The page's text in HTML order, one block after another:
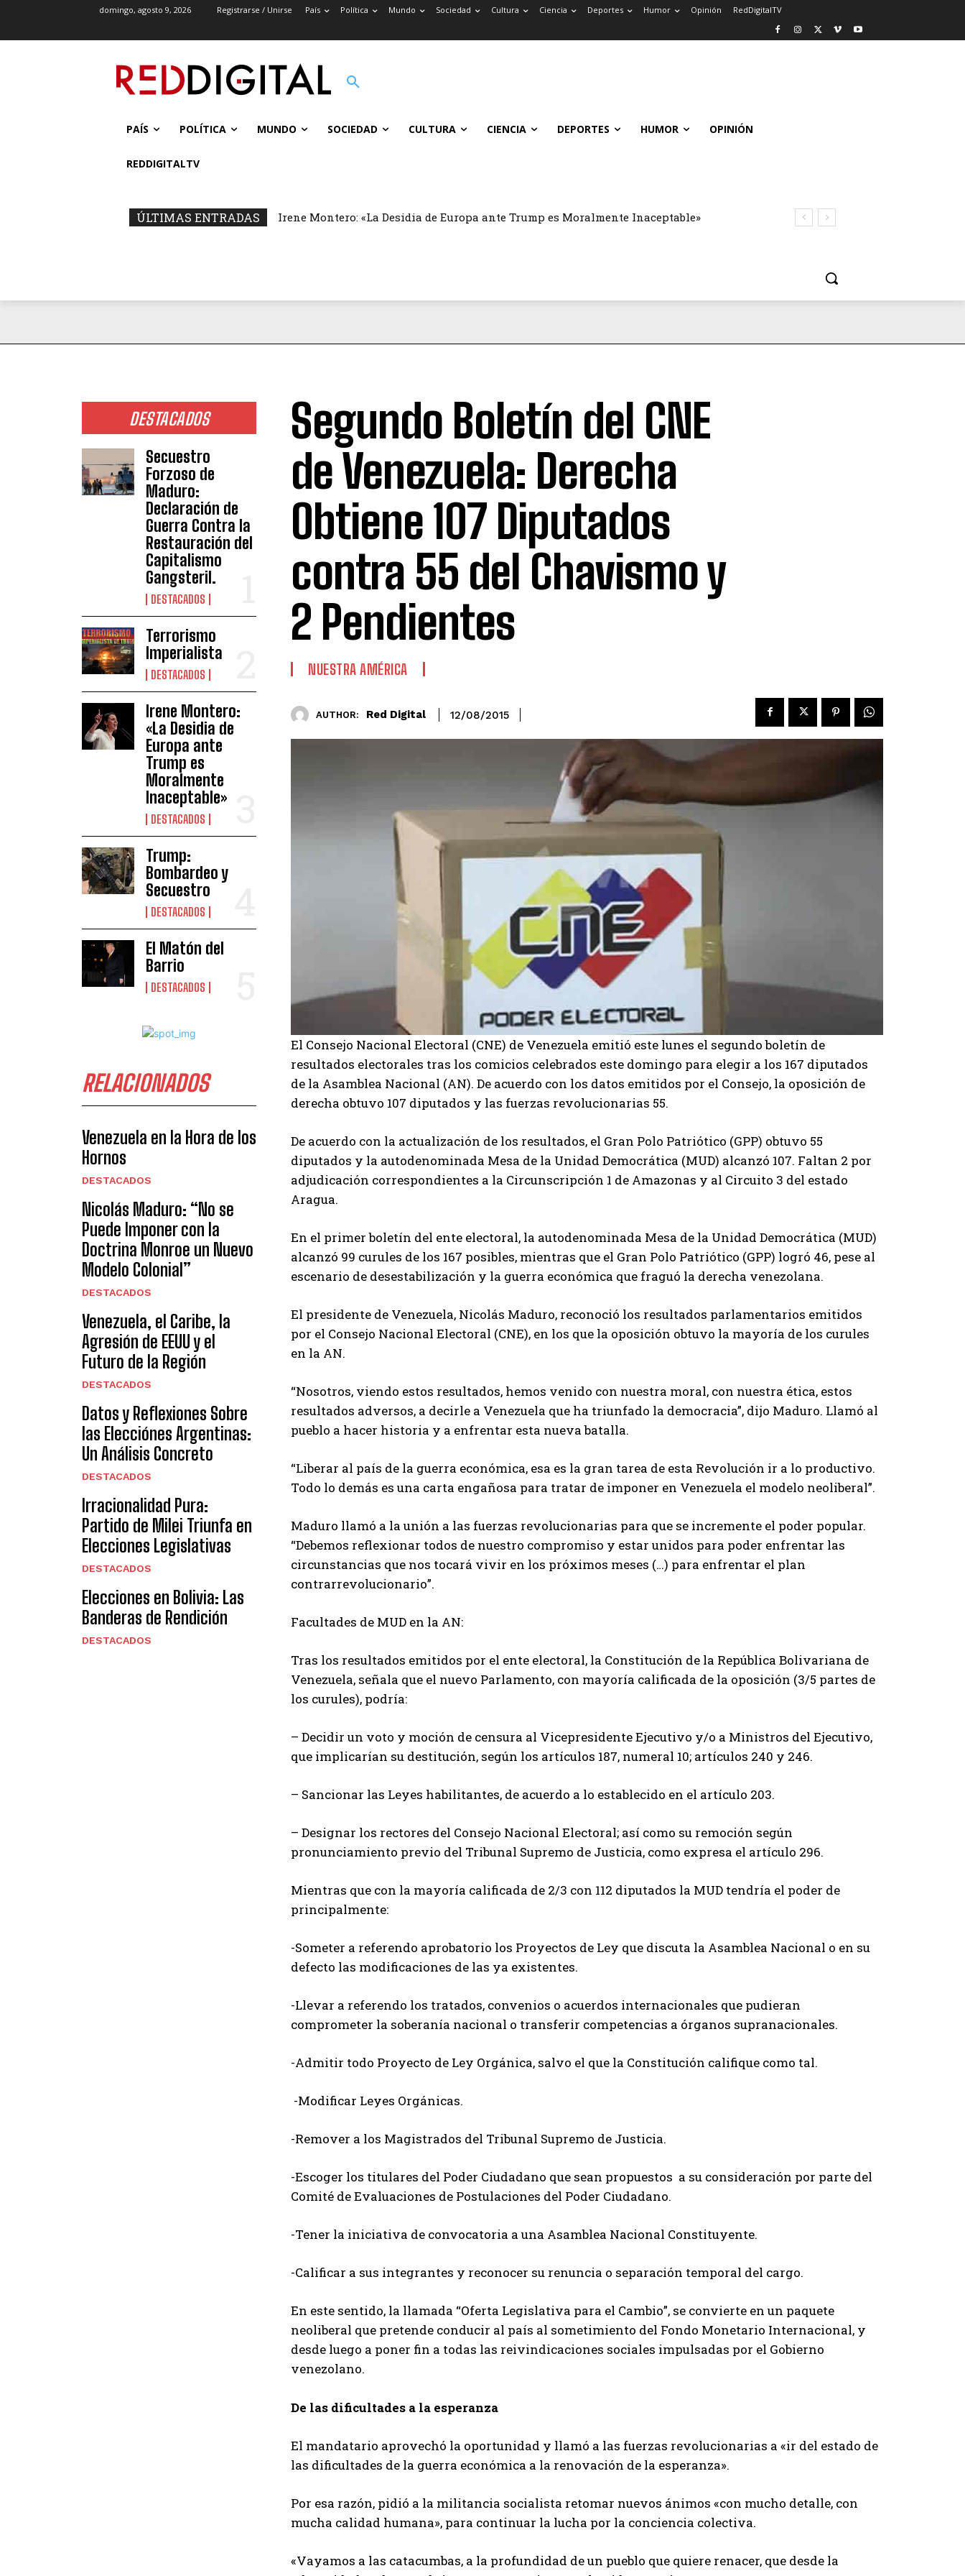
domingo, agosto 9, 2026 Registrarse / Unirse País Política Mundo Sociedad Cultura Ciencia Deportes Humor Opinión RedDigitalTV
PAÍS POLÍTICA MUNDO SOCIEDAD CULTURA CIENCIA DEPORTES HUMOR OPINIÓN
REDDIGITALTV
ÚLTIMAS ENTRADAS Irene Montero: «La Desidia de Europa ante Trump es Moralmente Inaceptable»
DESTACADOS
Secuestro
Forzoso de
Maduro:
Declaración de
Guerra Contra la
Restauración del
Capitalismo
Gangsteril.
DESTACADOS
Terrorismo
Imperialista
DESTACADOS
Irene Montero:
«La Desidia de
Europa ante
Trump es
Moralmente
Inaceptable»
DESTACADOS
Trump:
Bombardeo y
Secuestro
DESTACADOS
El Matón del
Barrio
DESTACADOS
RELACIONADOS
Venezuela en la Hora de los
Hornos
DESTACADOS
Nicolás Maduro: “No se
Puede Imponer con la
Doctrina Monroe un Nuevo
Modelo Colonial”
DESTACADOS
Venezuela, el Caribe, la
Agresión de EEUU y el
Futuro de la Región
DESTACADOS
Datos y Reflexiones Sobre
las Elecciónes Argentinas:
Un Análisis Concreto
DESTACADOS
Irracionalidad Pura:
Partido de Milei Triunfa en
Elecciones Legislativas
DESTACADOS
Elecciones en Bolivia: Las
Banderas de Rendición
DESTACADOS
Segundo Boletín del CNE
de Venezuela: Derecha
Obtiene 107 Diputados
contra 55 del Chavismo y
2 Pendientes
NUESTRA AMÉRICA
AUTHOR: Red Digital 12/08/2015
El Consejo Nacional Electoral (CNE) de Venezuela emitió este lunes el segundo boletín de
resultados electorales tras los comicios celebrados este domingo para elegir a los 167 diputados
de la Asamblea Nacional (AN). De acuerdo con los datos emitidos por el Consejo, la oposición de
derecha obtuvo 107 diputados y las fuerzas revolucionarias 55.
De acuerdo con la actualización de los resultados, el Gran Polo Patriótico (GPP) obtuvo 55
diputados y la autodenominada Mesa de la Unidad Democrática (MUD) alcanzó 107. Faltan 2 por
adjudicación correspondientes a la Circunscripción 1 de Amazonas y al Circuito 3 del estado
Aragua.
En el primer boletín del ente electoral, la autodenominada Mesa de la Unidad Democrática (MUD)
alcanzó 99 curules de los 167 posibles, mientras que el Gran Polo Patriótico (GPP) logró 46, pese al
escenario de desestabilización y la guerra económica que fraguó la derecha venezolana.
El presidente de Venezuela, Nicolás Maduro, reconoció los resultados parlamentarios emitidos
por el Consejo Nacional Electoral (CNE), en los que la oposición obtuvo la mayoría de los curules
en la AN.
“Nosotros, viendo estos resultados, hemos venido con nuestra moral, con nuestra ética, estos
resultados adversos, a decirle a Venezuela que ha triunfado la democracia”, dijo Maduro. Llamó al
pueblo a hacer historia y a enfrentar esta nueva batalla.
“Liberar al país de la guerra económica, esa es la gran tarea de esta Revolución ir a lo productivo.
Todo lo demás es una carta engañosa para tratar de imponer en Venezuela el modelo neoliberal”.
Maduro llamó a la unión a las fuerzas revolucionarias para que se incremente el poder popular.
“Debemos reflexionar todos de nuestro compromiso y estar unidos para poder enfrentar las
circunstancias que nos tocará vivir en los próximos meses (…) para enfrentar el plan
contrarrevolucionario”.
Facultades de MUD en la AN:
Tras los resultados emitidos por el ente electoral, la Constitución de la República Bolivariana de
Venezuela, señala que el nuevo Parlamento, con mayoría calificada de la oposición (3/5 partes de
los curules), podría:
– Decidir un voto y moción de censura al Vicepresidente Ejecutivo y/o a Ministros del Ejecutivo,
que implicarían su destitución, según los artículos 187, numeral 10; artículos 240 y 246.
– Sancionar las Leyes habilitantes, de acuerdo a lo establecido en el artículo 203.
– Designar los rectores del Consejo Nacional Electoral; así como su remoción según
pronunciamiento previo del Tribunal Supremo de Justicia, como expresa el artículo 296.
Mientras que con la mayoría calificada de 2/3 con 112 diputados la MUD tendría el poder de
principalmente:
-Someter a referendo aprobatorio los Proyectos de Ley que discuta la Asamblea Nacional o en su
defecto las modificaciones de las ya existentes.
-Llevar a referendo los tratados, convenios o acuerdos internacionales que pudieran
comprometer la soberanía nacional o transferir competencias a órganos supranacionales.
-Admitir todo Proyecto de Ley Orgánica, salvo el que la Constitución califique como tal.
-Modificar Leyes Orgánicas.
-Remover a los Magistrados del Tribunal Supremo de Justicia.
-Escoger los titulares del Poder Ciudadano que sean propuestos a su consideración por parte del
Comité de Evaluaciones de Postulaciones del Poder Ciudadano.
-Tener la iniciativa de convocatoria a una Asamblea Nacional Constituyente.
-Calificar a sus integrantes y reconocer su renuncia o separación temporal del cargo‎.
En este sentido, la llamada “Oferta Legislativa para el Cambio”, se convierte en un paquete
neoliberal que pretende conducir al país al sometimiento del Fondo Monetario Internacional, y
desde luego a poner fin a todas las reivindicaciones sociales impulsadas por el Gobierno
venezolano.
De las dificultades a la esperanza
El mandatario aprovechó la oportunidad y llamó a las fuerzas revolucionarias a «ir del estado de
las dificultades de la guerra económica a la renovación de la esperanza».
Por esa razón, pidió a la militancia socialista retomar nuevos ánimos «con mucho detalle, con
mucha calidad humana», para continuar la lucha por la conciencia colectiva.
«Vayamos a las catacumbas, a la profundidad de un pueblo que quiere renacer, que desde la